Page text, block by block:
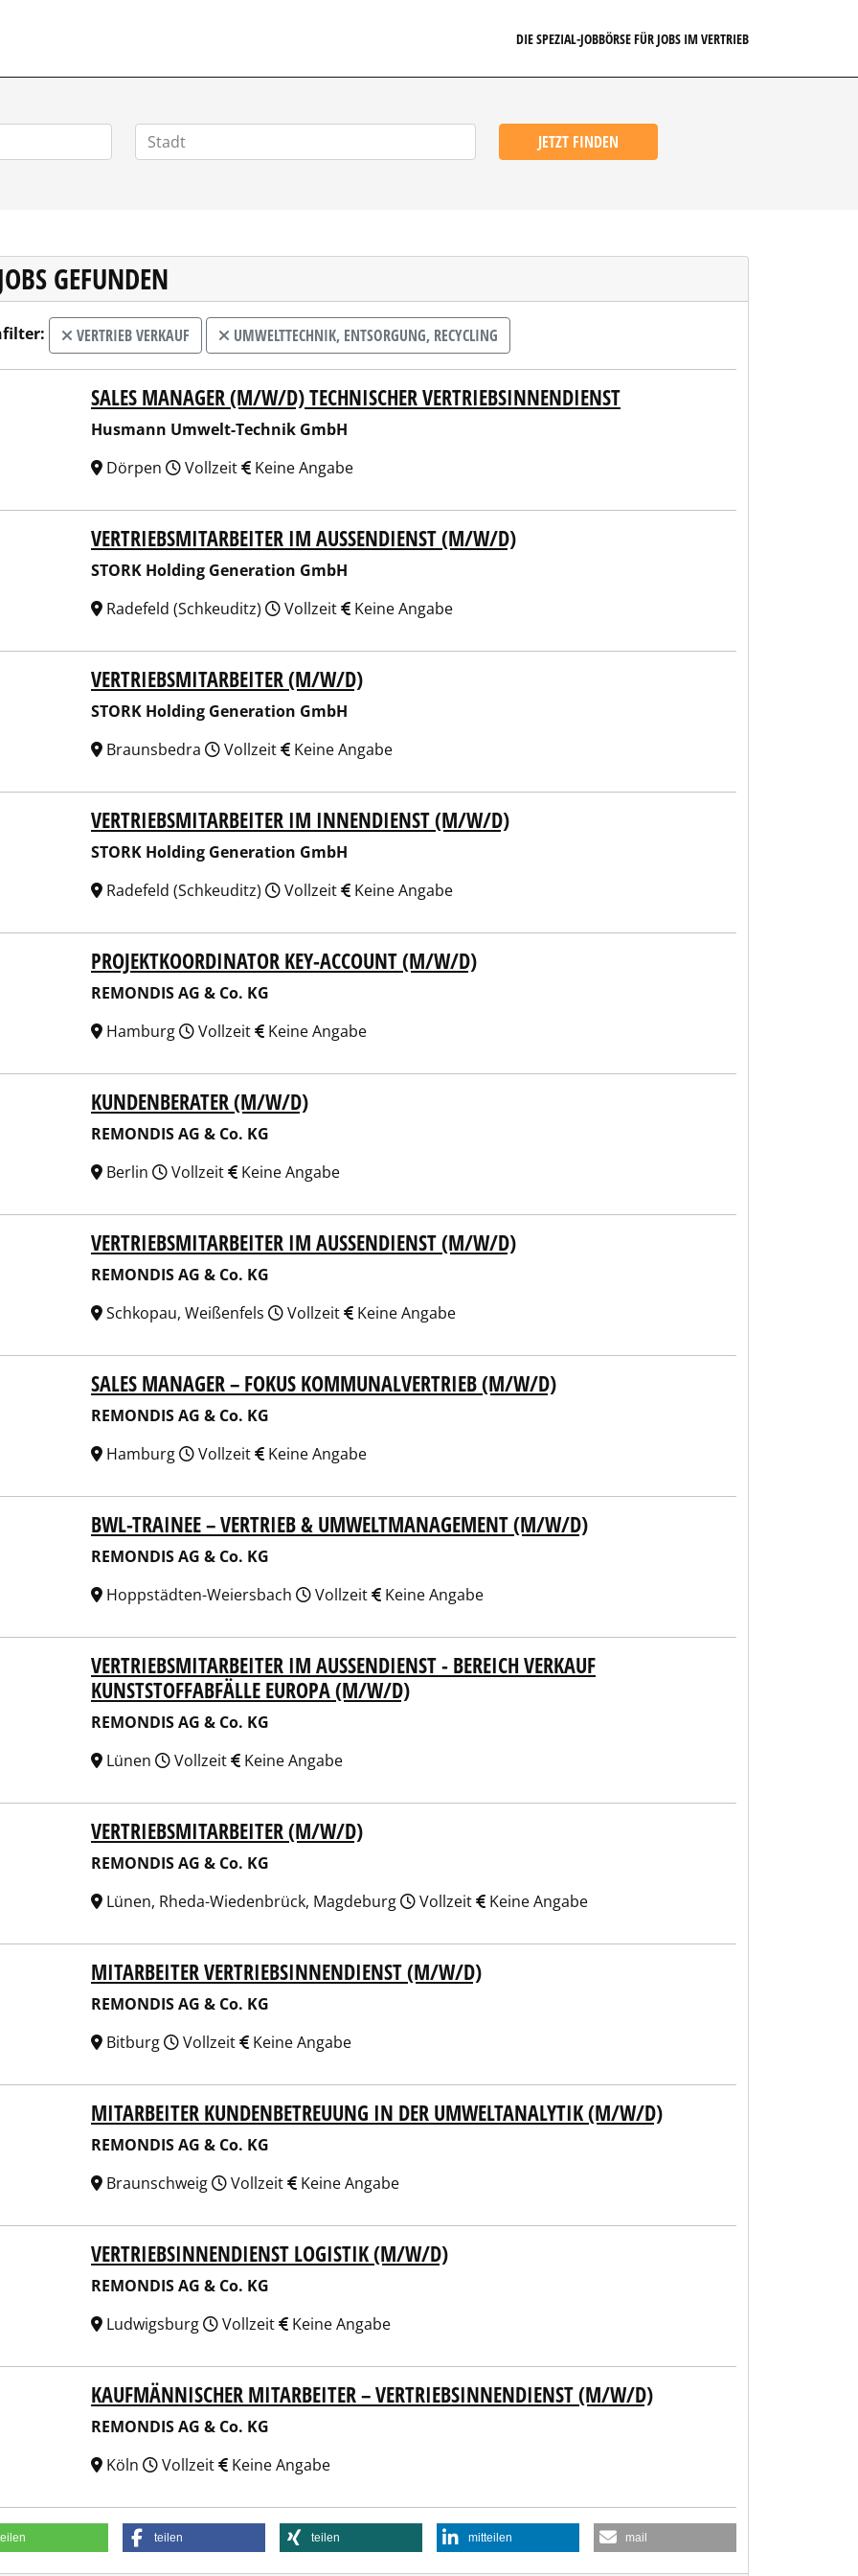
DIE SPEZIAL-JOBBÖRSE FÜR JOBS IM VERTRIEB
JETZT FINDEN
GEFUNDEN
VERTRIEB VERKAUF UMWELTTECHNIK, ENTSORGUNG, RECYCLING
Umwelt-Technik GmbH
SALES MANAGER (M/W/D) TECHNISCHER VERTRIEBSINNENDIENST
Husmann Umwelt-Technik GmbH
Dörpen
Vollzeit Keine Angabe
Holding Generation GmbH
VERTRIEBSMITARBEITER IM AUSSENDIENST (M/W/D)
STORK Holding Generation GmbH
Radefeld (Schkeuditz)
Vollzeit Keine Angabe
Holding Generation GmbH
VERTRIEBSMITARBEITER (M/W/D)
STORK Holding Generation GmbH
Braunsbedra
Vollzeit Keine Angabe
Holding Generation GmbH
VERTRIEBSMITARBEITER IM INNENDIENST (M/W/D)
STORK Holding Generation GmbH
Radefeld (Schkeuditz)
Vollzeit Keine Angabe
AG & Co. KG
PROJEKTKOORDINATOR KEY-ACCOUNT (M/W/D)
REMONDIS AG & Co. KG
Hamburg
Vollzeit Keine Angabe
AG & Co. KG
KUNDENBERATER (M/W/D)
REMONDIS AG & Co. KG
Berlin
Vollzeit Keine Angabe
AG & Co. KG
VERTRIEBSMITARBEITER IM AUSSENDIENST (M/W/D)
REMONDIS AG & Co. KG
Schkopau, Weißenfels
Vollzeit Keine Angabe
AG & Co. KG
SALES MANAGER – FOKUS KOMMUNALVERTRIEB (M/W/D)
REMONDIS AG & Co. KG
Hamburg
Vollzeit Keine Angabe
AG & Co. KG
BWL-TRAINEE – VERTRIEB & UMWELTMANAGEMENT (M/W/D)
REMONDIS AG & Co. KG
Hoppstädten-Weiersbach
Vollzeit Keine Angabe
AG & Co. KG
VERTRIEBSMITARBEITER IM AUSSENDIENST - BEREICH VERKAUF K
UNSTSTOFFABFÄLLE EUROPA (M/W/D)
REMONDIS AG & Co. KG
Lünen
Vollzeit Keine Angabe
AG & Co. KG
VERTRIEBSMITARBEITER (M/W/D)
REMONDIS AG & Co. KG
Lünen, Rheda-Wiedenbrück, Magdeburg
Vollzeit Keine Angabe
AG & Co. KGMITARBEITER VERTRIEBSINNENDIENST (M/W/D)
REMONDIS AG & Co. KG
Bitburg
Vollzeit Keine Angabe
AG & Co. KGMITARBEITER KUNDENBETREUUNG IN DER UMWELTANALYTIK (M/W/D)
REMONDIS AG & Co. KG
Braunschweig
Vollzeit Keine Angabe
AG & Co. KG
VERTRIEBSINNENDIENST LOGISTIK (M/W/D)
REMONDIS AG & Co. KG
Ludwigsburg
Vollzeit Keine Angabe
AG & Co. KG
KAUFMÄNNISCHER MITARBEITER – VERTRIEBSINNENDIENST (M/W/D)
REMONDIS AG & Co. KG
Köln
Vollzeit Keine Angabe
teilen teilen mitteilen mail